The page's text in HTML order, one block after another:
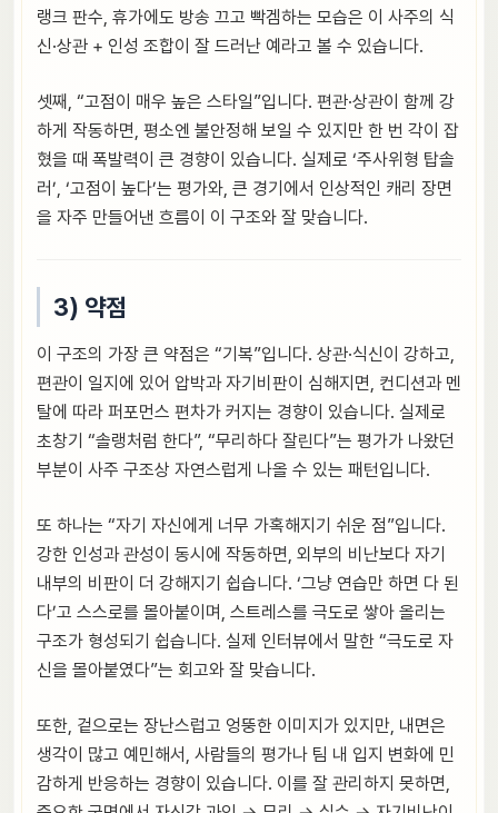
랭크 판수, 휴가에도 방송 끄고 빡겜하는 모습은 이 사주의 식
신·상관 + 인성 조합이 잘 드러난 예라고 볼 수 있습니다.
셋째, “고점이 매우 높은 스타일”입니다. 편관·상관이 함께 강
하게 작동하면, 평소엔 불안정해 보일 수 있지만 한 번 각이 잡
혔을 때 폭발력이 큰 경향이 있습니다. 실제로 ‘주사위형 탑솔
러’, ‘고점이 높다’는 평가와, 큰 경기에서 인상적인 캐리 장면
을 자주 만들어낸 흐름이 이 구조와 잘 맞습니다.
3) 약점
이 구조의 가장 큰 약점은 “기복”입니다. 상관·식신이 강하고,
편관이 일지에 있어 압박과 자기비판이 심해지면, 컨디션과 멘
탈에 따라 퍼포먼스 편차가 커지는 경향이 있습니다. 실제로
초창기 “솔랭처럼 한다”, “무리하다 잘린다”는 평가가 나왔던
부분이 사주 구조상 자연스럽게 나올 수 있는 패턴입니다.
또 하나는 “자기 자신에게 너무 가혹해지기 쉬운 점”입니다.
강한 인성과 관성이 동시에 작동하면, 외부의 비난보다 자기
내부의 비판이 더 강해지기 쉽습니다. ‘그냥 연습만 하면 다 된
다’고 스스로를 몰아붙이며, 스트레스를 극도로 쌓아 올리는
구조가 형성되기 쉽습니다. 실제 인터뷰에서 말한 “극도로 자
신을 몰아붙였다”는 회고와 잘 맞습니다.
또한, 겉으로는 장난스럽고 엉뚱한 이미지가 있지만, 내면은
생각이 많고 예민해서, 사람들의 평가나 팀 내 입지 변화에 민
감하게 반응하는 경향이 있습니다. 이를 잘 관리하지 못하면,